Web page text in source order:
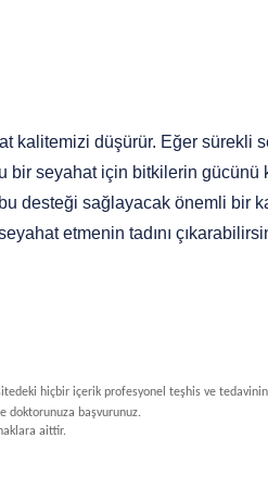
kalitemizi düşürür. Eğer sürekli
seyahat için bitkilerin gücünü
desteği sağlayacak önemli bir
etmenin tadını
hiçbir içerik profesyonel teşhis ve
doktorunuza başvurunuz.
aittir.